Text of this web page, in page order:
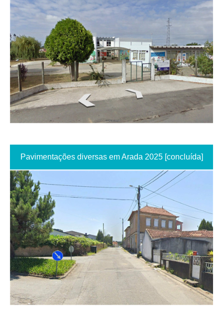
Pavimentações diversas em Arada 2025 [concluída]